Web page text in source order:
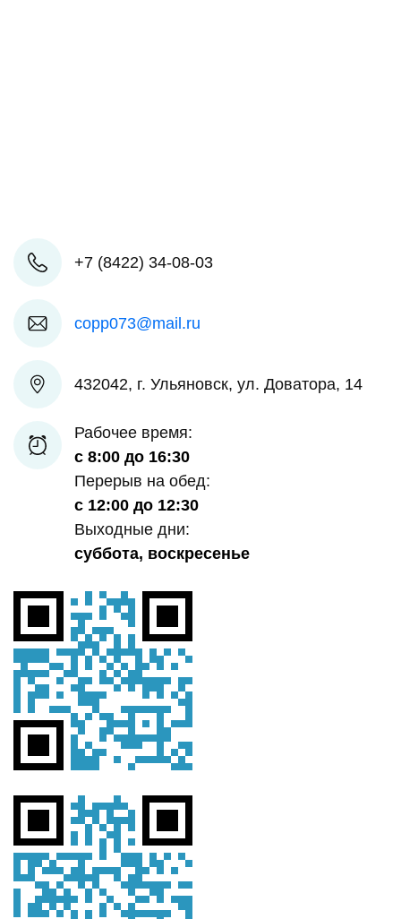
+7 (8422) 34-08-03
copp073@mail.ru
432042, г. Ульяновск, ул. Доватора, 14
Рабочее время:
с 8:00 до 16:30
Перерыв на обед:
с 12:00 до 12:30
Выходные дни:
суббота, воскресенье